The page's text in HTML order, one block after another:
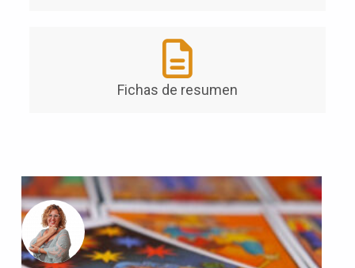
Fichas de resumen